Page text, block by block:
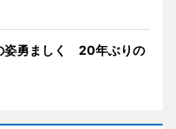
姿勇ましく 20年ぶりの